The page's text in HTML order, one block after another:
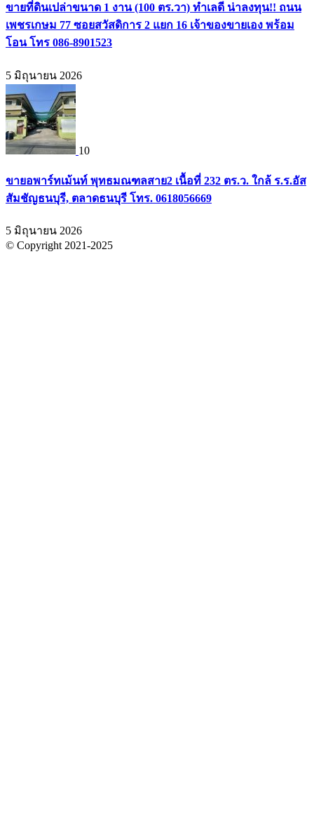
ขายที่ดินเปล่าขนาด 1 งาน (100 ตร.วา) ทำเลดี น่าลงทุน!! ถนน
เพชรเกษม 77 ซอยสวัสดิการ 2 แยก 16 เจ้าของขายเอง พร้อม
โอน โทร 086-8901523
5 มิถุนายน 2026
10
ขายอพาร์ทเม้นท์ พุทธมณฑลสาย2 เนื้อที่ 232 ตร.ว. ใกล้ ร.ร.อัส
สัมชัญธนบุรี, ตลาดธนบุรี โทร. 0618056669
5 มิถุนายน 2026
© Copyright 2021-2025